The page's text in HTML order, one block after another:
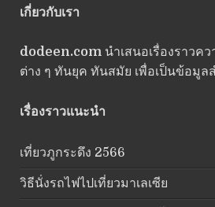
เกี่ยวกับเรา
dodeen.com นำเสนอเรื่องราวค
ต่าง ๆ ทันยุค ทันสมัย เพื่อเป็นข้อมู
เรื่องราวแนะนำ
เที่ยวภูกระดึง 2566
วิธีนั่งรถไฟไปเที่ยวมาเลเซีย